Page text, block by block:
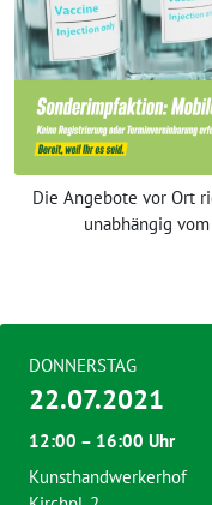
Die Angebote vor Ort
unabhängig
DONNERSTAG
22.07.2021
12:00 – 16:00 Uhr
Kunsthandwerkerhof